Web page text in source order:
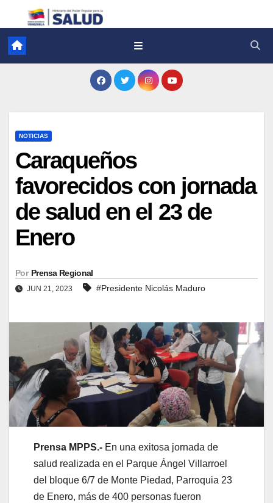
NOTICIAS
Caraqueños
favorecidos con jornada
de salud en el 23 de
Enero
Por Prensa Regional
JUN 21, 2023 #Presidente Nicolás Maduro
Prensa MPPS.- En una exitosa jornada de
salud realizada en el Parque Ángel Villarroel
del bloque 6/7 de Monte Piedad, Parroquia 23
de Enero, más de 400 personas fueron